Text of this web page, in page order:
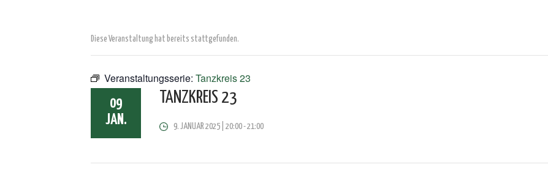
Diese Veranstaltung hat bereits stattgefunden.
Veranstaltungsserie: Tanzkreis 23
09
JAN.
TANZKREIS 23
9. JANUAR 2025 | 20:00-21:00